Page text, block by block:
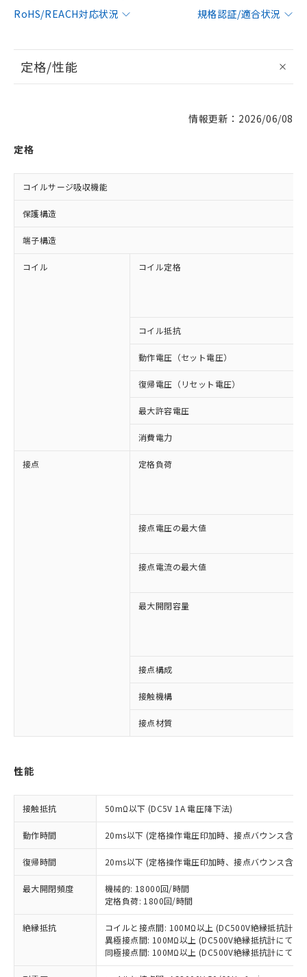
RoHS/REACH対応状況
規格認証/適合状況
定格/性能
情報更新：2026/06/08
定格
コイルサージ吸収機能
保護構造
端子構造
コイル コイル定格
コイル抵抗
動作電圧（セット電圧）
復帰電圧（リセット電圧）
最大許容電圧
消費電力
接点 定格負荷
接点電圧の最大値
接点電流の最大値
最大開閉容量
接点構成
接触機構
接点材質
性能
接触抵抗 50mΩ以下 (DC5V 1A 電圧降下法)
動作時間 20ms以下 (定格操作電圧印加時、接点バウンス含ま
復帰時間 20ms以下 (定格操作電圧印加時、接点バウンス含ま
最大開閉頻度
機械的: 18000回/時間
定格負荷: 1800回/時間
絶縁抵抗
コイルと接点間: 100MΩ以上 (DC500V絶縁抵抗計に
異極接点間: 100MΩ以上 (DC500V絶縁抵抗計にて)
同極接点間: 100MΩ以上 (DC500V絶縁抵抗計にて)
ご利用条件
以下の条件をお読みいただき、同意のうえ
ご利用ください。
本サービスは、当社制御機器事業取扱
商品の当社在庫状況および標準価格
(税抜)を提供させていただくもので
当社制御機器事業取扱商品の中には、
本サービスの対象外となる商品もある
※1 対応状況
対応予定：EU RoHS指令（10物質）の非含
有に対応した製品に切り替える予定のある
商品です。
対応予定なし：EU RoHS指令（10物質）の
非含有に非対応の商品で、対応品を出す予
定はありません。
調査・確認中：EU RoHS指令（10物質）の
非含有の対応状況を調査中または確認中の
非該当品：ライセンス料など無形物で、有
害物質有無と関係のない商品です。
仕入先様の事情により、非含有部品として
※1 中国RoHS○×表
「○」：最大均質材料含有率が中国RoHSの
基準値以下であることを示します。
「×」：最大均質材料含有率が中国RoHSの